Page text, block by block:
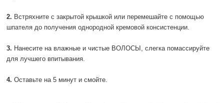
2. Встряхните с закрытой крышкой или перемешайте с помощью
шпателя до получения однородной кремовой консистенции.
3. Нанесите на влажные и чистые ВОЛОСЫ, слегка помассируйте
для лучшего впитывания.
4. Оставьте на 5 минут и смойте.